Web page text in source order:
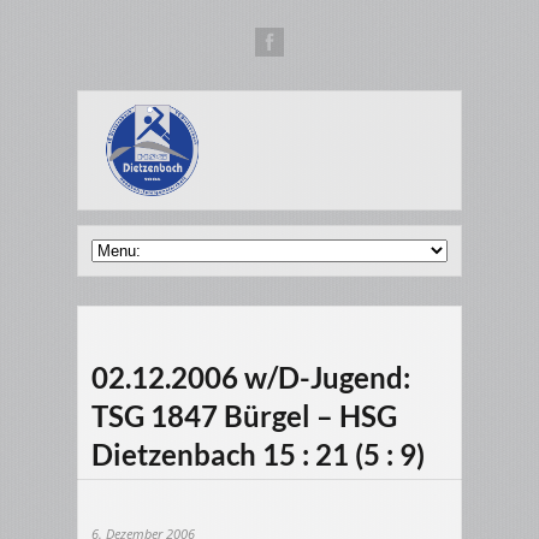
02.12.2006 w/D-Jugend:
TSG 1847 Bürgel – HSG
Dietzenbach 15 : 21 (5 : 9)
6. Dezember 2006